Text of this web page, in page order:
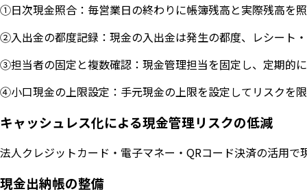
①日次現金照合：毎営業日の終わりに帳簿残高と実際残高を
②入出金の都度記録：現金の入出金は発生の都度、レシート
③担当者の固定と複数確認：現金管理担当を固定し、定期的
④小口現金の上限設定：手元現金の上限を設定してリスクを
キャッシュレス化による現金管理リスクの低減
法人クレジットカード・電子マネー・QRコード決済の活用
現金出納帳の整備